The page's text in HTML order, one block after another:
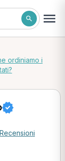
ordiniamo i